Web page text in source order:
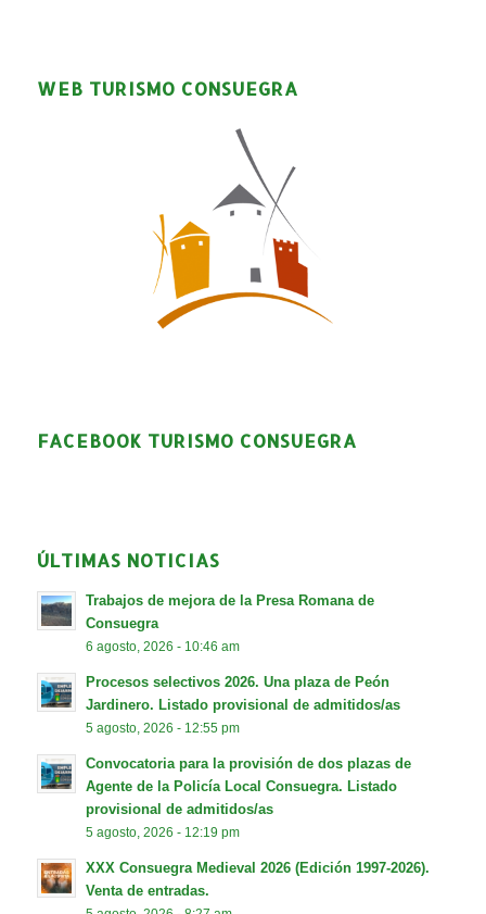
WEB TURISMO CONSUEGRA
FACEBOOK TURISMO CONSUEGRA
ÚLTIMAS NOTICIAS
Trabajos de mejora de la Presa Romana de
Consuegra
6 agosto, 2026 - 10:46 am
Procesos selectivos 2026. Una plaza de Peón
Jardinero. Listado provisional de admitidos/as
5 agosto, 2026 - 12:55 pm
Convocatoria para la provisión de dos plazas de
Agente de la Policía Local Consuegra. Listado
provisional de admitidos/as
5 agosto, 2026 - 12:19 pm
XXX Consuegra Medieval 2026 (Edición 1997-2026).
Venta de entradas.